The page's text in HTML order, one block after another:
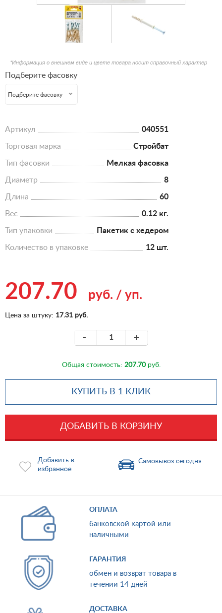
*Информация о внешнем виде и цвете товара носит справочный характер
Подберите фасовку
Подберите фасовку
Артикул 040551
Торговая марка Стройбат
Тип фасовки Мелкая фасовка
Диаметр 8
Длина 60
Вес 0.12 кг.
Тип упаковки Пакетик с хедером
Количество в упаковке 12 шт.
207.70 руб. / уп.
Цена за штуку: 17.31 руб.
- +
Общая стоимость: 207.70руб.
КУПИТЬ В 1 КЛИК
ДОБАВИТЬ В КОРЗИНУ
Добавить в
избранное
Самовывоз сегодня
ОПЛАТА
банковской картой или
наличными
ГАРАНТИЯ
обмен и возврат товара в
течении 14 дней
ДОСТАВКА